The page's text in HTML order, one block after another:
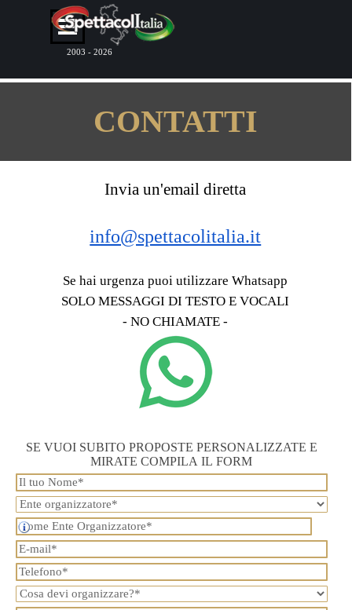
Vai ai contenuti
Salta menù
2003 - 2026
CONTATTI
Invia un'email diretta
info@spettacolitalia.it
Se hai urgenza puoi utilizzare Whatsapp
SOLO MESSAGGI DI TESTO E VOCALI
- NO CHIAMATE -
SE VUOI SUBITO PROPOSTE PERSONALIZZATE E
MIRATE COMPILA IL FORM
Se sei un privato scrivi di nuovo il tuo nome